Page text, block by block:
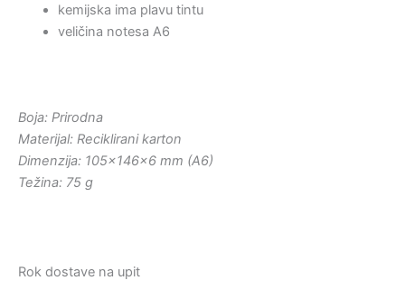
kemijska ima plavu tintu
veličina notesa A6
Boja: Prirodna
Materijal: Reciklirani karton
Dimenzija: 105x146x6 mm (A6)
Težina: 75 g
Rok dostave na upit